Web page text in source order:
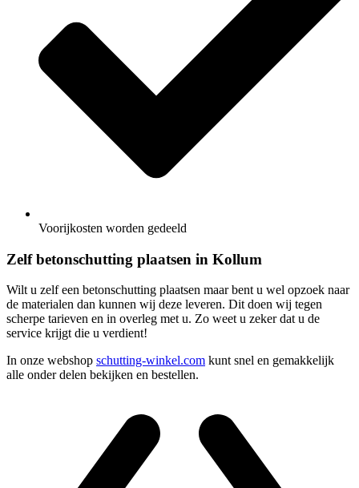
Voorijkosten worden gedeeld
Zelf betonschutting plaatsen in Kollum
Wilt u zelf een betonschutting plaatsen maar bent u wel opzoek naar
de materialen dan kunnen wij deze leveren. Dit doen wij tegen
scherpe tarieven en in overleg met u. Zo weet u zeker dat u de
service krijgt die u verdient!
In onze webshop schutting-winkel.com kunt snel en gemakkelijk
alle onder delen bekijken en bestellen.